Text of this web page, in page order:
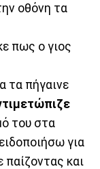
οθόνη τα
πως ο γιος
τα πήγαινε
του στα
για
και